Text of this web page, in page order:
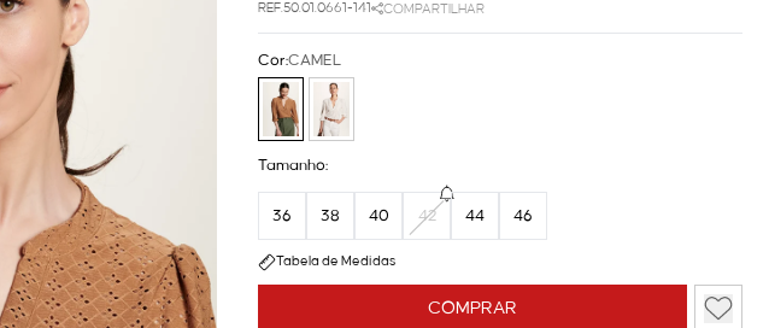
REF.50.01.0661-141 COMPARTILHAR
COMPRAR
Cor:CAMEL
Tamanho:
36 38 40 42 44 46
Tabela de Medidas